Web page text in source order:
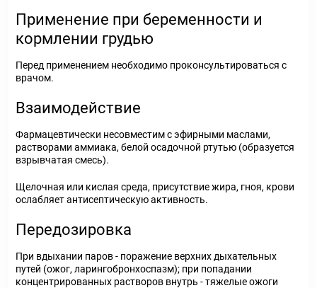
Применение при беременности и
кормлении грудью
Перед применением необходимо проконсультироваться с
врачом.
Взаимодействие
Фармацевтически несовместим с эфирными маслами,
растворами аммиака, белой осадочной ртутью (образуется
взрывчатая смесь).
Щелочная или кислая среда, присутствие жира, гноя, крови
ослабляет антисептическую активность.
Передозировка
При вдыхании паров - поражение верхних дыхательных
путей (ожог, ларингобронхоспазм); при попадании
концентрированных растворов внутрь - тяжелые ожоги